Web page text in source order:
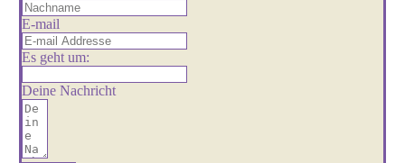
E-mail
Es geht um:
Deine Nachricht